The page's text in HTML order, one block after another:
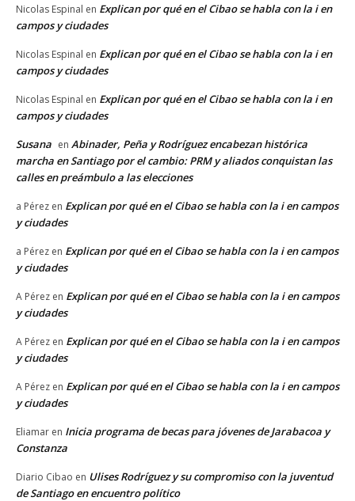
Nicolas Espinal en Explican por qué en el Cibao se habla con la i en
campos y ciudades
Nicolas Espinal en Explican por qué en el Cibao se habla con la i en
campos y ciudades
Nicolas Espinal en Explican por qué en el Cibao se habla con la i en
campos y ciudades
Susana en Abinader, Peña y Rodríguez encabezan histórica
marcha en Santiago por el cambio: PRM y aliados conquistan las
calles en preámbulo a las elecciones
a Pérez en Explican por qué en el Cibao se habla con la i en campos
y ciudades
a Pérez en Explican por qué en el Cibao se habla con la i en campos
y ciudades
A Pérez en Explican por qué en el Cibao se habla con la i en campos
y ciudades
A Pérez en Explican por qué en el Cibao se habla con la i en campos
y ciudades
A Pérez en Explican por qué en el Cibao se habla con la i en campos
y ciudades
Eliamar en Inicia programa de becas para jóvenes de Jarabacoa y
Constanza
Diario Cibao en Ulises Rodríguez y su compromiso con la juventud
de Santiago en encuentro político